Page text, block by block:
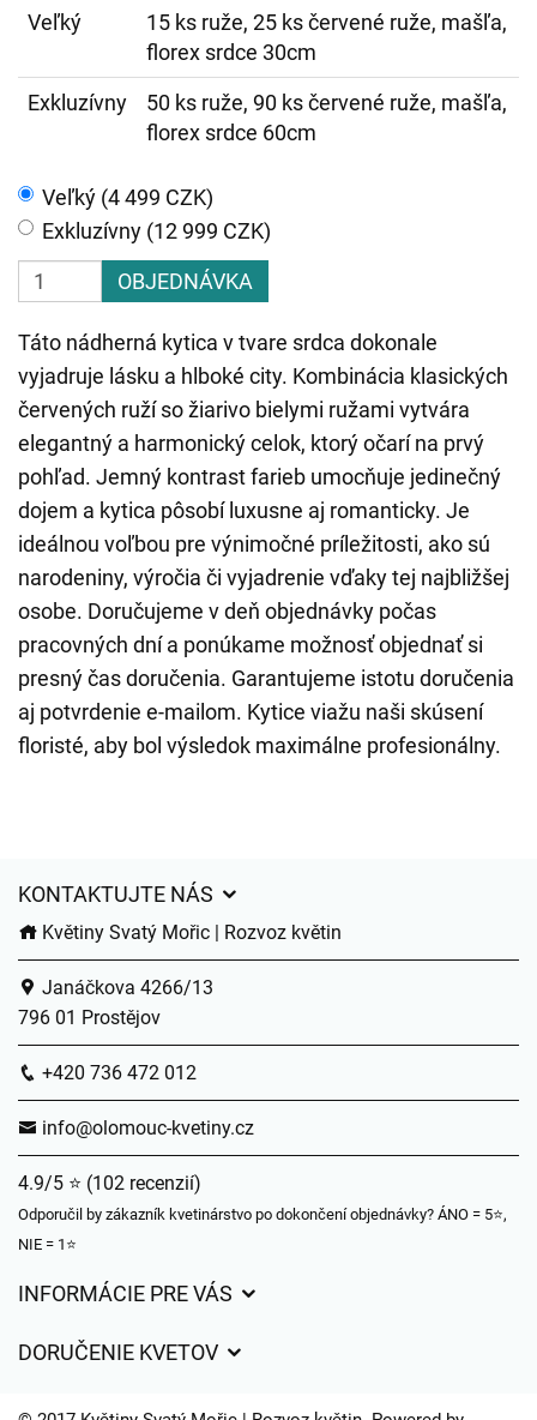
Veľký
15 ks ruže, 25 ks červené ruže, mašľa,
florex srdce 30cm
Exkluzívny
50 ks ruže, 90 ks červené ruže, mašľa,
florex srdce 60cm
Veľký (4 499 CZK)
Exkluzívny (12 999 CZK)
OBJEDNÁVKA
Táto nádherná kytica v tvare srdca dokonale
vyjadruje lásku a hlboké city. Kombinácia klasických
červených ruží so žiarivo bielymi ružami vytvára
elegantný a harmonický celok, ktorý očarí na prvý
pohľad. Jemný kontrast farieb umocňuje jedinečný
dojem a kytica pôsobí luxusne aj romanticky. Je
ideálnou voľbou pre výnimočné príležitosti, ako sú
narodeniny, výročia či vyjadrenie vďaky tej najbližšej
osobe. Doručujeme v deň objednávky počas
pracovných dní a ponúkame možnosť objednať si
presný čas doručenia. Garantujeme istotu doručenia
aj potvrdenie e-mailom. Kytice viažu naši skúsení
floristé, aby bol výsledok maximálne profesionálny.
KONTAKTUJTE NÁS
Květiny Svatý Mořic | Rozvoz květin
Janáčkova 4266/13
796 01 Prostějov
+420 736 472 012
info@olomouc-kvetiny.cz
4.9/5 ⭐ (102 recenzií)
Odporučil by zákazník kvetinárstvo po dokončení objednávky? ÁNO = 5⭐,
NIE = 1⭐
INFORMÁCIE PRE VÁS
Časy doručenia kvetov – prehľad možností
DORUČENIE KVETOV